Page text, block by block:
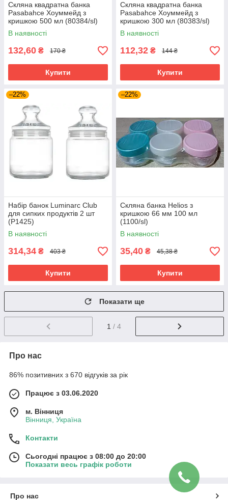
Скляна квадратна банка
Pasabahce Хоуммейд з
кришкою 500 мл (80384/sl)
В наявності
132,60 ₴ 170 ₴
Купити
Скляна квадратна банка
Pasabahce Хоуммейд з
кришкою 300 мл (80383/sl)
В наявності
112,32 ₴ 144 ₴
Купити
–22%
Набір банок Luminarc Club
для сипких продуктів 2 шт
(P1425)
В наявності
314,34 ₴ 403 ₴
Купити
–22%
Скляна банка Helios з
кришкою 66 мм 100 мл
(1100/sl)
В наявності
35,40 ₴ 45,38 ₴
Купити
Показати ще
1 / 4
Про нас
86% позитивних з 670 відгуків за рік
Працює з 03.06.2020
м. Вінниця
Вінниця, Україна
Контакти
Сьогодні працює з 08:00 до 20:00
Показати весь графік роботи
Про нас